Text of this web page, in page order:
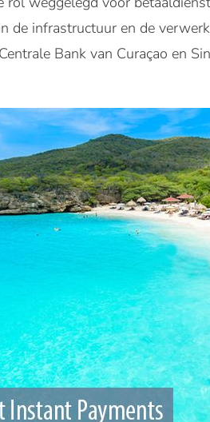
de infrastructuur en de
Bank van Curaçao en